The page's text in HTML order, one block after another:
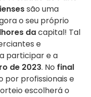
são uma
o seu próprio
dacapital! Tal
e
participar e a
de 2023. No final
por profissionais e
escolherá o